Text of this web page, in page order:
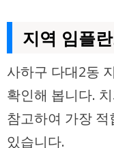
지역 임플
사하구 다대2동
확인해 봅니다.
참고하여 가장
있습니다.